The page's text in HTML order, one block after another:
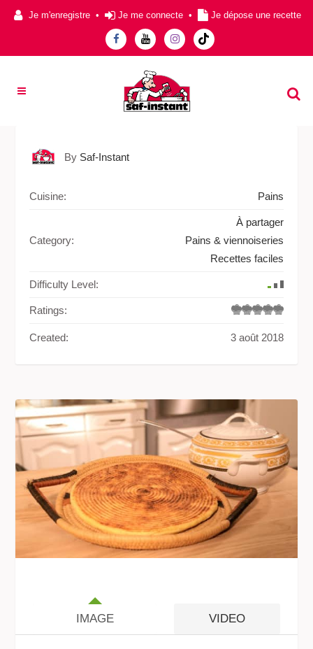
Je m'enregistre • Je me connecte • Je dépose une recette
By Saf-Instant
Cuisine: Pains
Category:
À partager
Pains & viennoiseries
Recettes faciles
Difficulty Level:
Ratings:
Created: 3 août 2018
IMAGE VIDEO